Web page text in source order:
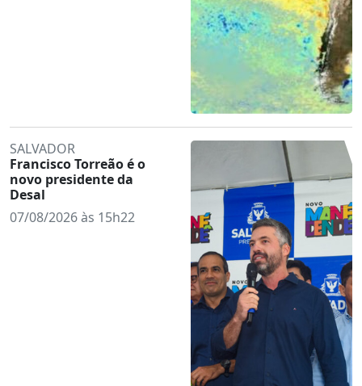
SALVADOR
Francisco Torreão é o
novo presidente da
Desal
07/08/2026 às 15h22